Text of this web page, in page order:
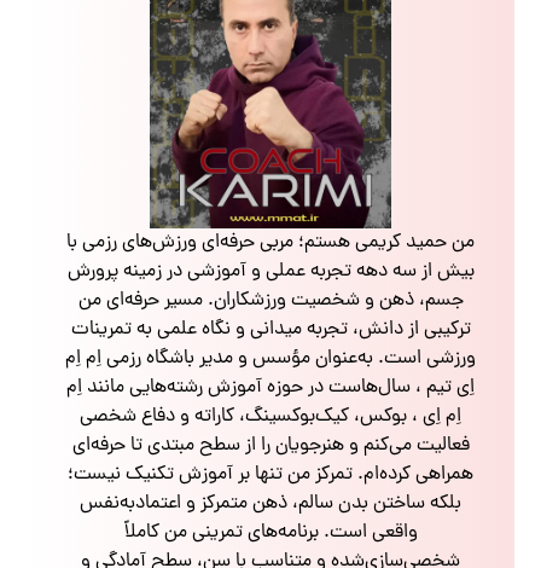
من حمید کریمی هستم؛ مربی حرفه‌ای ورزش‌های رزمی با
بیش از سه دهه تجربه عملی و آموزشی در زمینه پرورش
جسم، ذهن و شخصیت ورزشکاران. مسیر حرفه‌ای من
ترکیبی از دانش، تجربه میدانی و نگاه علمی به تمرینات
ورزشی است. به‌عنوان مؤسس و مدیر باشگاه رزمی اِم اِم
اِی تیم ، سال‌هاست در حوزه آموزش رشته‌هایی مانند اِم
اِم اِی ، بوکس، کیک‌بوکسینگ، کاراته و دفاع شخصی
فعالیت می‌کنم و هنرجویان را از سطح مبتدی تا حرفه‌ای
همراهی کرده‌ام. تمرکز من تنها بر آموزش تکنیک نیست؛
بلکه ساختن بدن سالم، ذهن متمرکز و اعتمادبه‌نفس
واقعی است. برنامه‌های تمرینی من کاملاً
شخصی‌سازی‌شده و متناسب با سن، سطح آمادگی و